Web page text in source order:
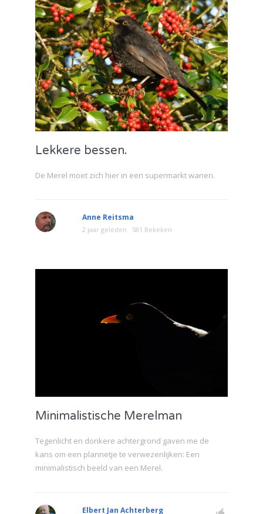
Lekkere bessen.
De Merel moet zich hier in een supermarkt wanen.
Anne Reitsma
2 jaar geleden 581 Bekeken
Minimalistische Merelman
Tegenlicht en donkere achtergrond gaven me de
kans om een plannetje te verwezenlijken: Een
minimalistisch beeld van een Merel.
Elbert Jan Achterberg